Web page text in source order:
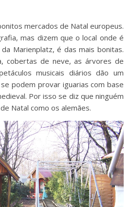
mercados de Natal europeus.
mas dizem que o local onde é
Marienplatz, é das mais bonitas.
cobertas de neve, as árvores de
musicais diários dão um
podem provar iguarias com base
Por isso se diz que ninguém
Natal como os alemães.